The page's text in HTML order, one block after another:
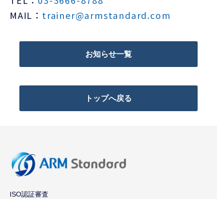
MAIL： trainer@armstandard.com
お知らせ一覧
トップへ戻る
ISO認証審査